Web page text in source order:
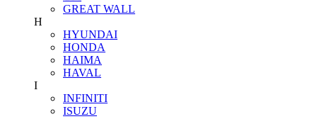
GREAT WALL
H
HYUNDAI
HONDA
HAIMA
HAVAL
I
INFINITI
ISUZU